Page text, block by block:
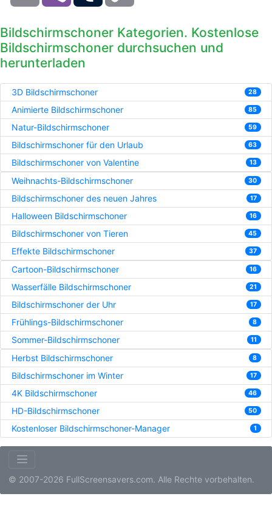
Bildschirmschoner Kategorien. Kostenlose
Bildschirmschoner durchsuchen und
herunterladen
3D Bildschirmschoner 28
Animierte Bildschirmschoner 85
Natur-Bildschirmschoner 59
Bildschirmschoner für den Urlaub 63
Bildschirmschoner von Valentine 13
Weihnachts-Bildschirmschoner 30
Bildschirmschoner des neuen Jahres 17
Halloween Bildschirmschoner 16
Bildschirmschoner von Tieren 45
Effekte Bildschirmschoner 37
Cartoon-Bildschirmschoner 16
Wasserfälle Bildschirmschoner 21
Bildschirmschoner der Uhr 17
Frühlings-Bildschirmschoner 8
Sommer-Bildschirmschoner 11
Herbst Bildschirmschoner 8
Bildschirmschoner im Winter 17
4K Bildschirmschoner 46
HD-Bildschirmschoner 50
Kostenloser Bildschirmschoner-Manager 1
© 2007-2026 FullScreensavers.com. Alle Rechte vorbehalten.